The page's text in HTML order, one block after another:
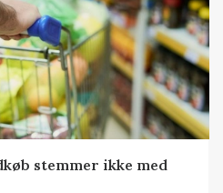
stemmer ikke med